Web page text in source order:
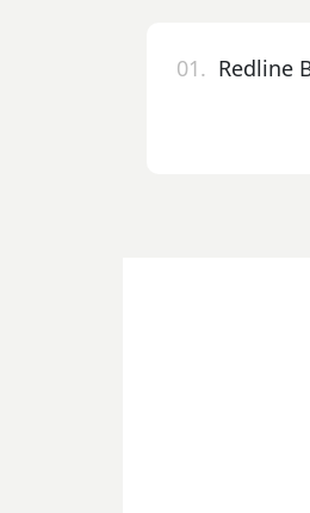
01. Redline